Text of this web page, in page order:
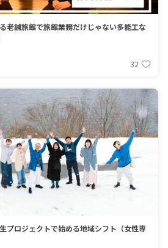
老舗旅館で旅館業務だけじゃない多能工な
32
プロジェクトで始める地域シフト（女性専